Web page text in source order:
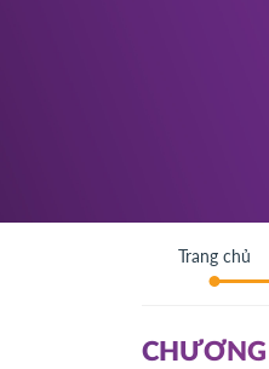
Trang chủ